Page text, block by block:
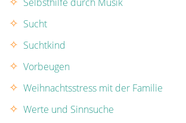
Sucht
Suchtkind
Vorbeugen
Weihnachtsstress mit der Familie
Werte und Sinnsuche